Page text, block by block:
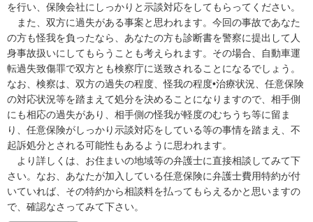
を行い、保険会社にしっかりと示談対応をしてもらってください。
また、双方に過失がある事案と思われます。今回の事故であなた
の方も怪我を負ったなら、あなたの方も診断書を警察に提出して人
身事故扱いにしてもらうことも考えられます。その場合、自動車運
転過失致傷罪で双方とも検察庁に送致されることになるでしょう。
なお、検察は、双方の過失の程度、怪我の程度•治療状況、任意保険
の対応状況等を踏まえて処分を決めることになりますので、相手側
にも相応の過失があり、相手側の怪我が軽度のむちうち等に留ま
り、任意保険がしっかり示談対応をしている等の事情を踏まえ、不
起訴処分とされる可能性もあるように思われます。
より詳しくは、お住まいの地域等の弁護士に直接相談してみて下
さい。なお、あなたが加入している任意保険に弁護士費用特約が付
いていれば、その特約から相談料を払ってもらえるかと思いますの
で、確認なさってみて下さい。